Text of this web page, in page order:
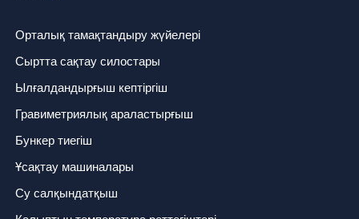
Орталық тамақтандыру жүйелері
Сыртта сақтау силостары
Ылғалдандырғыш кептіргіш
Гравиметриялық араластырғыш
Бункер тиегіш
Ұсақтау машиналары
Су салқындатқыш